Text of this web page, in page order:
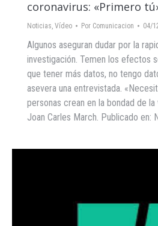
coronavirus: «Primero
Noticias Vídeo Por Comunicacion 04/
Algunos aseguran dudar por la
investigación. Temen los efectos
que tener más datos, no tengo
asevera una entrevistada.
personas crean en la bondad de la
Joan Carles March. Publicado en: